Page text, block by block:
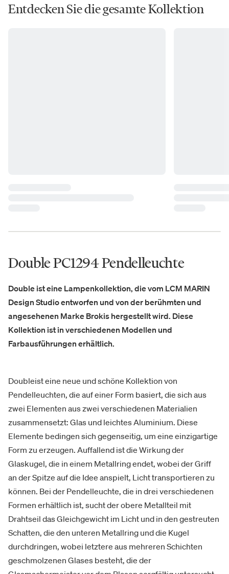
Entdecken Sie die gesamte Kollektion
Double PC1294 Pendelleuchte
Double ist eine Lampenkollektion, die vom LCM MARIN
Design Studio entworfen und von der berühmten und
angesehenen Marke Brokis hergestellt wird. Diese
Kollektion ist in verschiedenen Modellen und
Farbausführungen erhältlich.
Doubleist eine neue und schöne Kollektion von
Pendelleuchten, die auf einer Form basiert, die sich aus
zwei Elementen aus zwei verschiedenen Materialien
zusammensetzt: Glas und leichtes Aluminium. Diese
Elemente bedingen sich gegenseitig, um eine einzigartige
Form zu erzeugen. Auffallend ist die Wirkung der
Glaskugel, die in einem Metallring endet, wobei der Griff
an der Spitze auf die Idee anspielt, Licht transportieren zu
können. Bei der Pendelleuchte, die in drei verschiedenen
Formen erhältlich ist, sucht der obere Metallteil mit
Drahtseil das Gleichgewicht im Licht und in den gestreuten
Schatten, die den unteren Metallring und die Kugel
durchdringen, wobei letztere aus mehreren Schichten
geschmolzenen Glases besteht, die der